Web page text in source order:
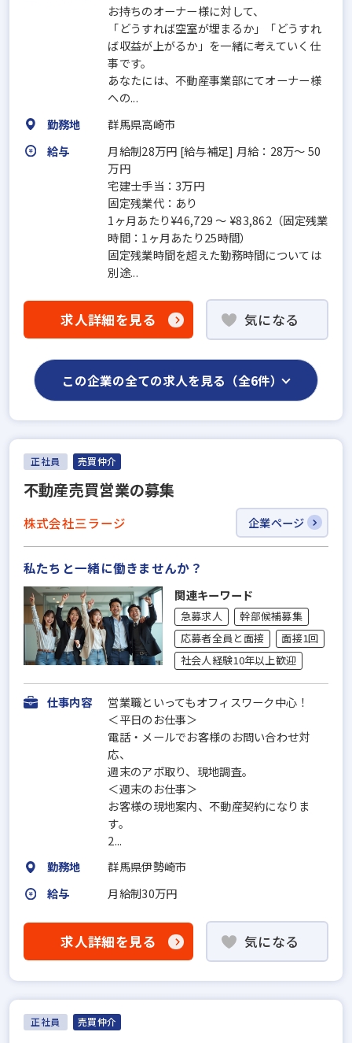
お持ちのオーナー様に対して、
「どうすれば空室が埋まるか」「どうすれ
ば収益が上がるか」を一緒に考えていく仕
事です。
あなたには、不動産事業部にてオーナー様
への...
勤務地
群馬県高崎市
給与
月給制28万円 [給与補足] 月給：28万～ 50
万円
宅建士手当：3万円
固定残業代：あり
1ヶ月あたり¥46,729 〜 ¥83,862（固定残業
時間：1ヶ月あたり25時間）
固定残業時間を超えた勤務時間については
別途...
求人詳細を見る 気になる
この企業の全ての求人を見る（全6件）
正社員 売買仲介
不動産売買営業の募集
株式会社三ラージ 企業ページ
私たちと一緒に働きませんか？
関連キーワード
急募求人
幹部候補募集
応募者全員と面接
面接1回
社会人経験10年以上歓迎
仕事内容
営業職といってもオフィスワーク中心！
＜平日のお仕事＞
電話・メールでお客様のお問い合わせ対
応、
週末のアポ取り、現地調査。
＜週末のお仕事＞
お客様の現地案内、不動産契約になりま
す。
2...
勤務地
群馬県伊勢崎市
給与
月給制30万円
求人詳細を見る 気になる
正社員 売買仲介